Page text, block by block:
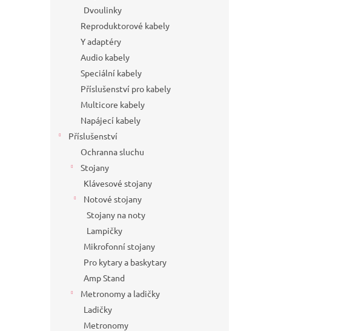
Dvoulinky
Reproduktorové kabely
Y adaptéry
Audio kabely
Speciální kabely
Příslušenství pro kabely
Multicore kabely
Napájecí kabely
Příslušenství
Ochranna sluchu
Stojany
Klávesové stojany
Notové stojany
Stojany na noty
Lampičky
Mikrofonní stojany
Pro kytary a baskytary
Amp Stand
Metronomy a ladičky
Ladičky
Metronomy